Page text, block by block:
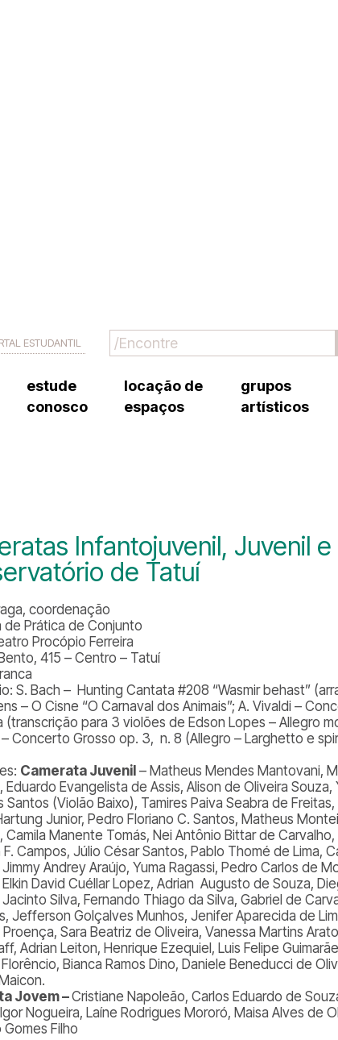
ESTUDANTIL
estude
conosco
locação de
espaços
grupos
artísticos
trabalhe
Infantojuvenil, Juvenil
de Tatuí
coordenação
de Prática de Conjunto
Procópio Ferreira
415 – Centro – Tatuí
S. Bach – Hunting Cantata #208 “Wasmir behast”
– O Cisne “O Carnaval dos Animais”; A. Vivaldi –
(transcrição para 3 violões de Edson Lopes – Allegro
– Concerto Grosso op. 3, n. 8 (Allegro – Larghetto e
Camerata Juvenil – Matheus Mendes Mantovani,
Eduardo Evangelista de Assis, Alison de Oliveira
Santos (Violão Baixo), Tamires Paiva Seabra de
Junior, Pedro Floriano C. Santos, Matheus
Camila Manente Tomás, Nei Antônio Bittar de
F. Campos, Júlio César Santos, Pablo Thomé de Lima,
Andrey Araújo, Yuma Ragassi, Pedro Carlos de
David Cuéllar Lopez, Adrian Augusto de Souza,
Silva, Fernando Thiago da Silva, Gabriel de
Jefferson Golçalves Munhos, Jenifer Aparecida de
Sara Beatriz de Oliveira, Vanessa Martins
Adrian Leiton, Henrique Ezequiel, Luis Felipe
Bianca Ramos Dino, Daniele Beneducci de
Jovem –Cristiane Napoleão, Carlos Eduardo de
Nogueira, Laíne Rodrigues Mororó, Maisa Alves de
Gomes Filho